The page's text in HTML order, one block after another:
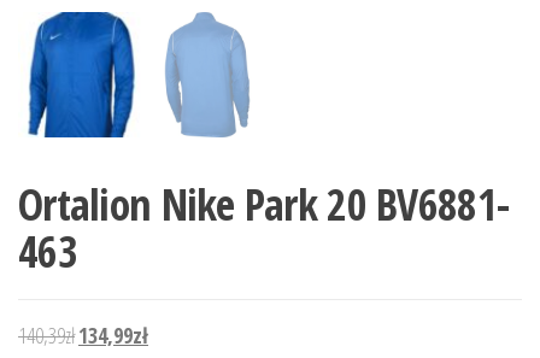
Ortalion Nike Park 20 BV6881-
463
140,39złPierwotna cena wynosiła: 140,39zł.
134,99złAktualna cena wynosi: 134,99zł.